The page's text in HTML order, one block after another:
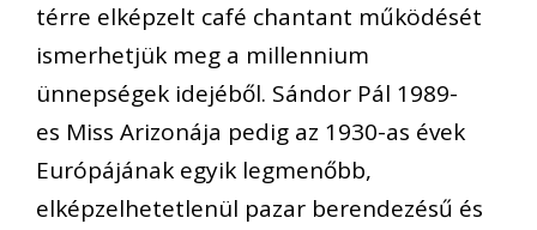
térre elképzelt café chantant működését
ismerhetjük meg a millennium
ünnepségek idejéből. Sándor Pál 1989-
es Miss Arizonája pedig az 1930-as évek
Európájának egyik legmenőbb,
elképzelhetetlenül pazar berendezésű és